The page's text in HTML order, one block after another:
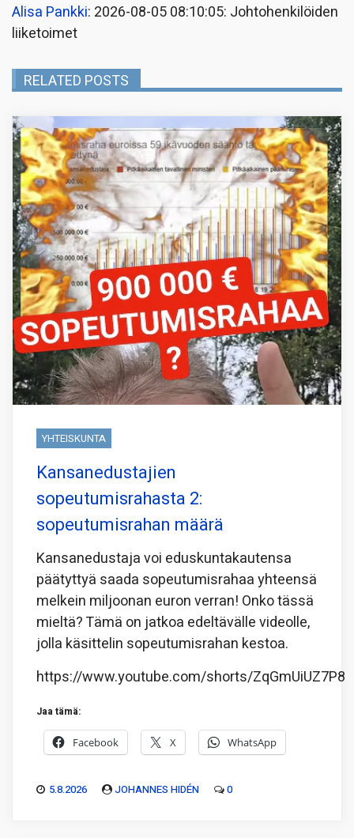
Alisa Pankki: 2026-08-05 08:10:05: Johtohenkilöiden
liiketoimet
RELATED POSTS
YHTEISKUNTA
Kansanedustajien
sopeutumisrahasta 2:
sopeutumisrahan määrä
Kansanedustaja voi eduskuntakautensa
päätyttyä saada sopeutumisrahaa yhteensä
melkein miljoonan euron verran! Onko tässä
mieltä? Tämä on jatkoa edeltävälle videolle,
jolla käsittelin sopeutumisrahan kestoa.
https://www.youtube.com/shorts/ZqGmUiUZ7P8
Jaa tämä:
Facebook X WhatsApp
5.8.2026 JOHANNES HIDÉN 0